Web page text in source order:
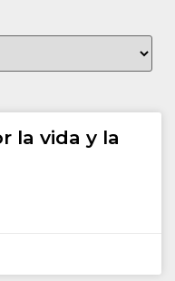
la vida y la